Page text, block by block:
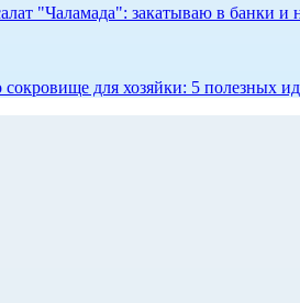
"Чаламада": закатываю в банки и
для хозяйки: 5 полезных